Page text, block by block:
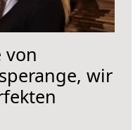
von
wir